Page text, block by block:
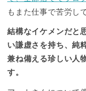
もまた仕事で苦労し
結構なイケメンだと
い謙虚さを持ち、純
兼ね備える珍しい人
す。